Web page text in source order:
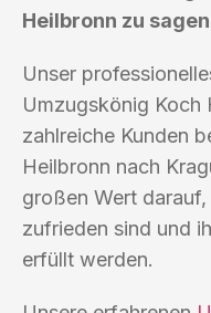
Heilbronn zu
Unser
Umzugskönig Koch
zahlreiche Kunden
Heilbronn nach
großen Wert
zufrieden sind und
erfüllt werden.